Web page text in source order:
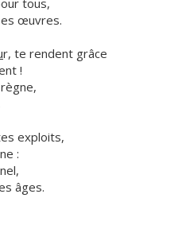
tous,
œuvres.
r, te rendent grâce
!
exploits,
:
âges.